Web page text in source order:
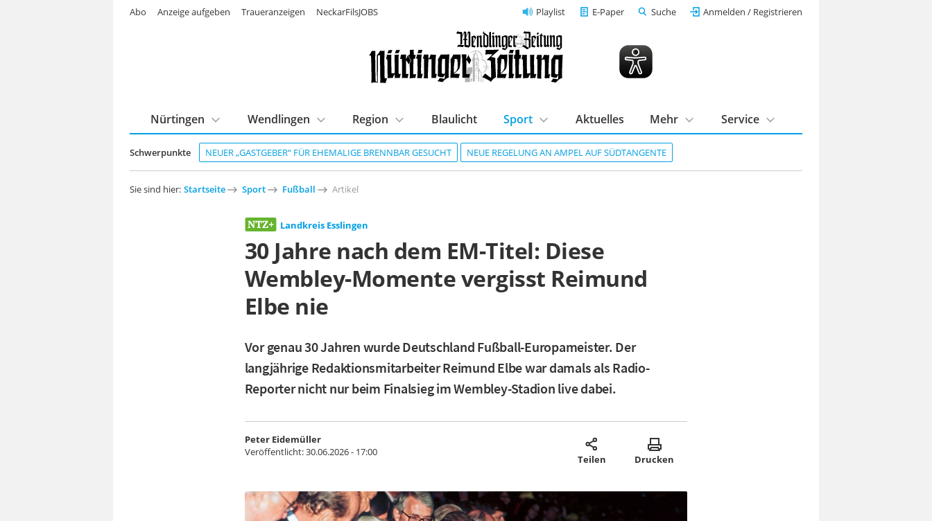
Playlist E-Paper Suche Anmelden / Registrieren
Schwerpunkte NEUER „GASTGEBER“ FÜR EHEMALIGE BRENNBAR GESUCHT NEUE REGELUNG AN AMPEL AUF SÜDTANGENTE
Nürtingen Wendlingen Region Blaulicht Sport Aktuelles Mehr Service
Abo Anzeige aufgeben Traueranzeigen NeckarFilsJOBS
Sie sind hier: Startseite Sport Fußball Artikel
Landkreis Esslingen
30 Jahre nach dem EM-Titel: Diese
Wembley-Momente vergisst Reimund
Elbe nie
Vor genau 30 Jahren wurde Deutschland Fußball-Europameister. Der
langjährige Redaktionsmitarbeiter Reimund Elbe war damals als Radio-
Reporter nicht nur beim Finalsieg im Wembley-Stadion live dabei.
Peter Eidemüller
Veröffentlicht:30.06.2026 - 17:00
Teilen Drucken